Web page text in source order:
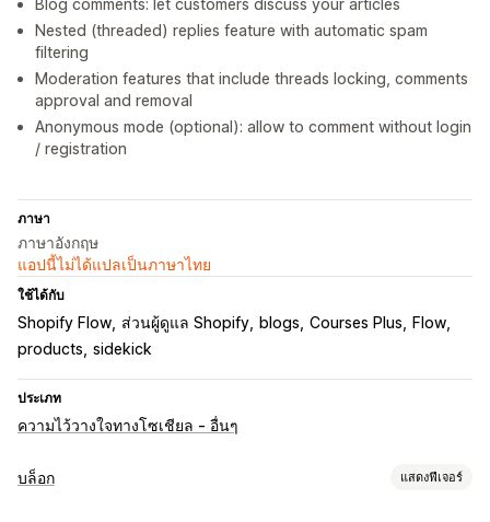
Blog comments: let customers discuss your articles
Nested (threaded) replies feature with automatic spam
filtering
Moderation features that include threads locking, comments
approval and removal
Anonymous mode (optional): allow to comment without login
/ registration
ภาษา
ภาษาอังกฤษ
แอปนี้ไม่ได้แปลเป็นภาษาไทย
ใช้ได้กับ
Shopify Flow ส่วนผู้ดูแล Shopify blogs Courses Plus
Flow
products sidekick
ประเภท
ความไว้วางใจทางโซเชียล - อื่นๆ
บล็อก แสดงฟีเจอร์